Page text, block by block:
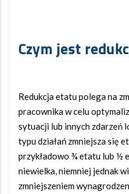
Czym jest
Redukcja etatu polega na
pracownika w celu
sytuacji lub innych zdarzeń
typu działań zmniejsza się
przykładowo ¾ etatu lub ½
niewielka, niemniej jednak
zmniejszeniem